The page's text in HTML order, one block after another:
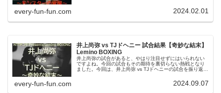
井上尚弥の圧倒的なパフォーマンスと、その舞台裏にあた
every-fun-fun.com 2024.02.01
井上尚弥 vs TJドヘニー 試合結果【奇妙な結末】
Lemino BOXING
井上尚弥の試合があると、やはり注目せずにはいられない
ですよね。今回の試合もその期待を裏切らない熱戦となり
ました。今回は、井上尚弥 vs TJドヘニーの試合を振り返
後の動向について徹底レビューします。最後までお付き合
every-fun-fun.com 2024.09.07